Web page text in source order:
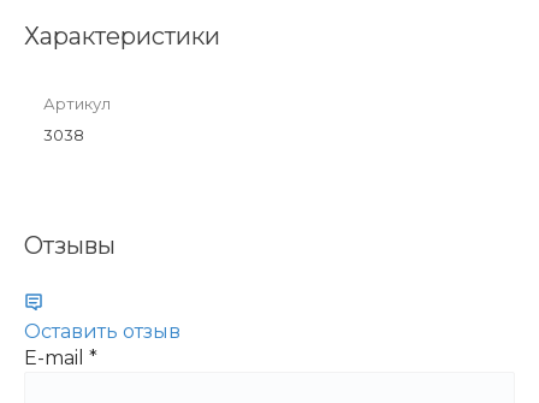
Характеристики
Артикул
3038
Отзывы
Оставить отзыв
E-mail *